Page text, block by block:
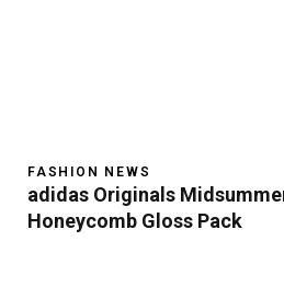
FASHION NEWS
adidas Originals
Honeycomb Gloss Pack